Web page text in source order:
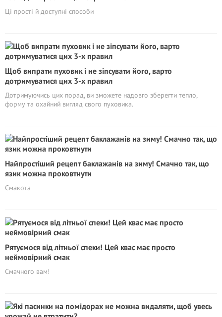
Ці прості й доступні способи
Щоб випрати пуховик і не зіпсувати його, варто
дотримуватися цих 3-х правил
Дотримуючись цих порад, ви зможете надовго зберегти тепло,
форму та охайний вигляд свого пуховика.
Найпростіший рецепт баклажанів на зиму! Смачно так, що
язик можна проковтнути
Смакота
Рятyємоcя від літньої спеки! Цей квас має просто
неймовірний смак
Смачного вам!